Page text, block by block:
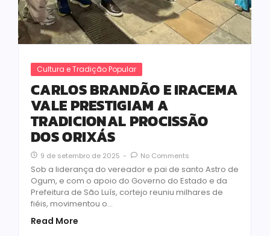
Cultura e Tradição Popular
CARLOS BRANDÃO E IRACEMA
VALE PRESTIGIAM A
TRADICIONAL PROCISSÃO
DOS ORIXÁS
9 de setembro de 2025 - No Comments
Sob a liderança do vereador e pai de santo Astro de
Ogum, e com o apoio do Governo do Estado e da
Prefeitura de São Luís, cortejo reuniu milhares de
fiéis, movimentou o...
Read More